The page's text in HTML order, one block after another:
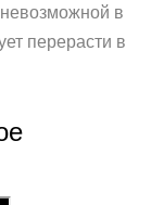
в
перерасти в